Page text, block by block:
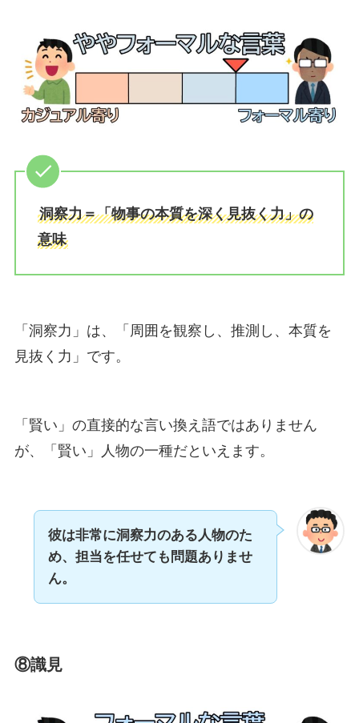
洞察力＝「物事の本質を深く見抜く力」の
意味
「洞察力」は、「周囲を観察し、推測し、本質を
見抜く力」です。
「賢い」の直接的な言い換え語ではありません
が、「賢い」人物の一種だといえます。
彼は非常に洞察力のある人物のた
め、担当を任せても 問題ありませ
ん。
⑧識見